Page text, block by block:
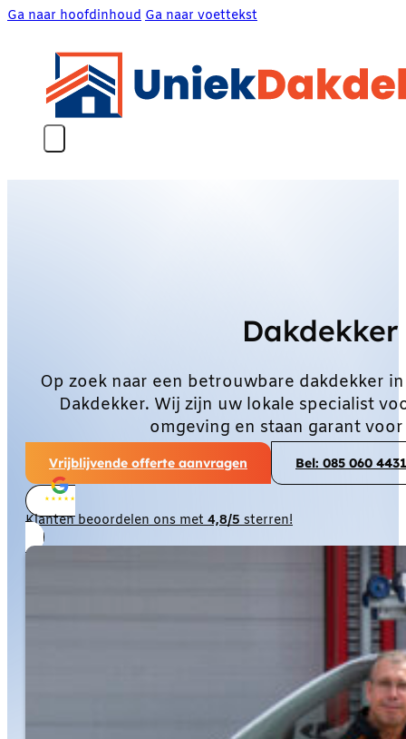
Ga naar hoofdinhoud Ga naar voettekst
Dakdekker
Op zoek naar een betrouwbare dakdekker
Dakdekker. Wij zijn uw lokale specialist
omgeving en staan garant
Vrijblijvende offerte aanvragen Bel: 085 060 4431
Klanten beoordelen ons met4,8/5sterren!